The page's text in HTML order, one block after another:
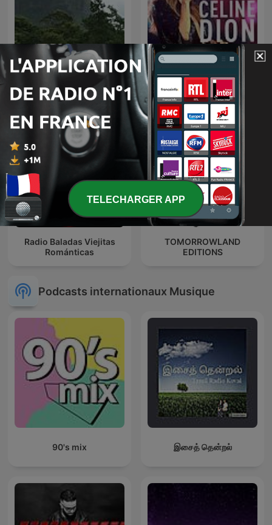
Musique relaxation
RTL archives secrètes,
Céline Dion
Radio Baladas Viejitas
Románticas
TOMORROWLAND
EDITIONS
Podcasts internationaux Musique
90's mix இசைத் தென்றல்
TELECHARGER APP